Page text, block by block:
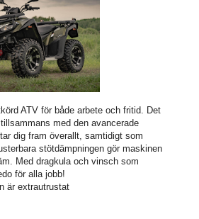
ATV för både arbete och fritid. Det
med den avancerade
dig fram överallt, samtidigt som
stötdämpningen gör maskinen
Med dragkula och vinsch som
för alla jobb!
är extrautrustat